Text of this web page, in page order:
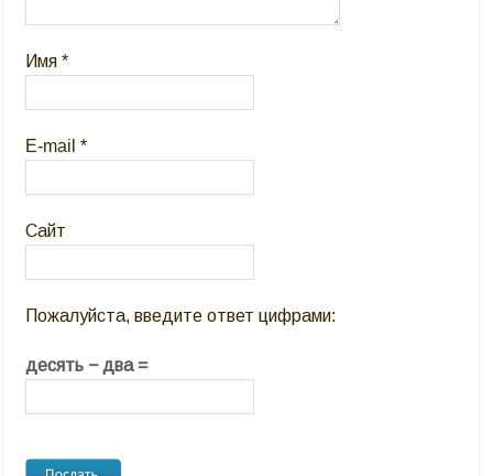
Имя*
E-mail*
Сайт
Пожалуйста, введите ответ цифрами:
десять − два =